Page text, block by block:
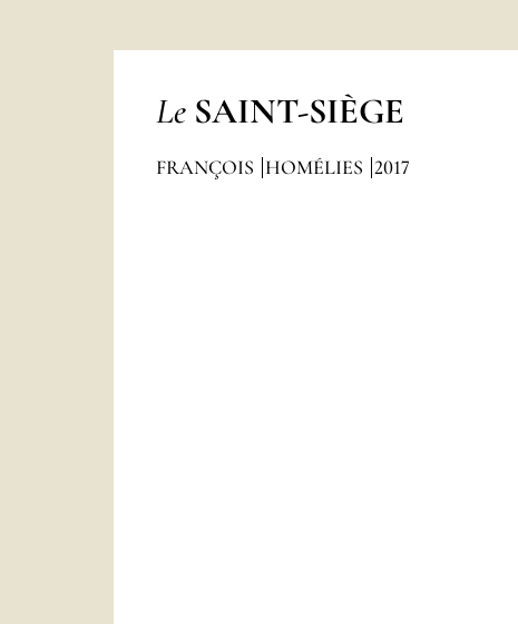
Le SAINT-SIÈGE
FRANÇOIS HOMÉLIES 2017